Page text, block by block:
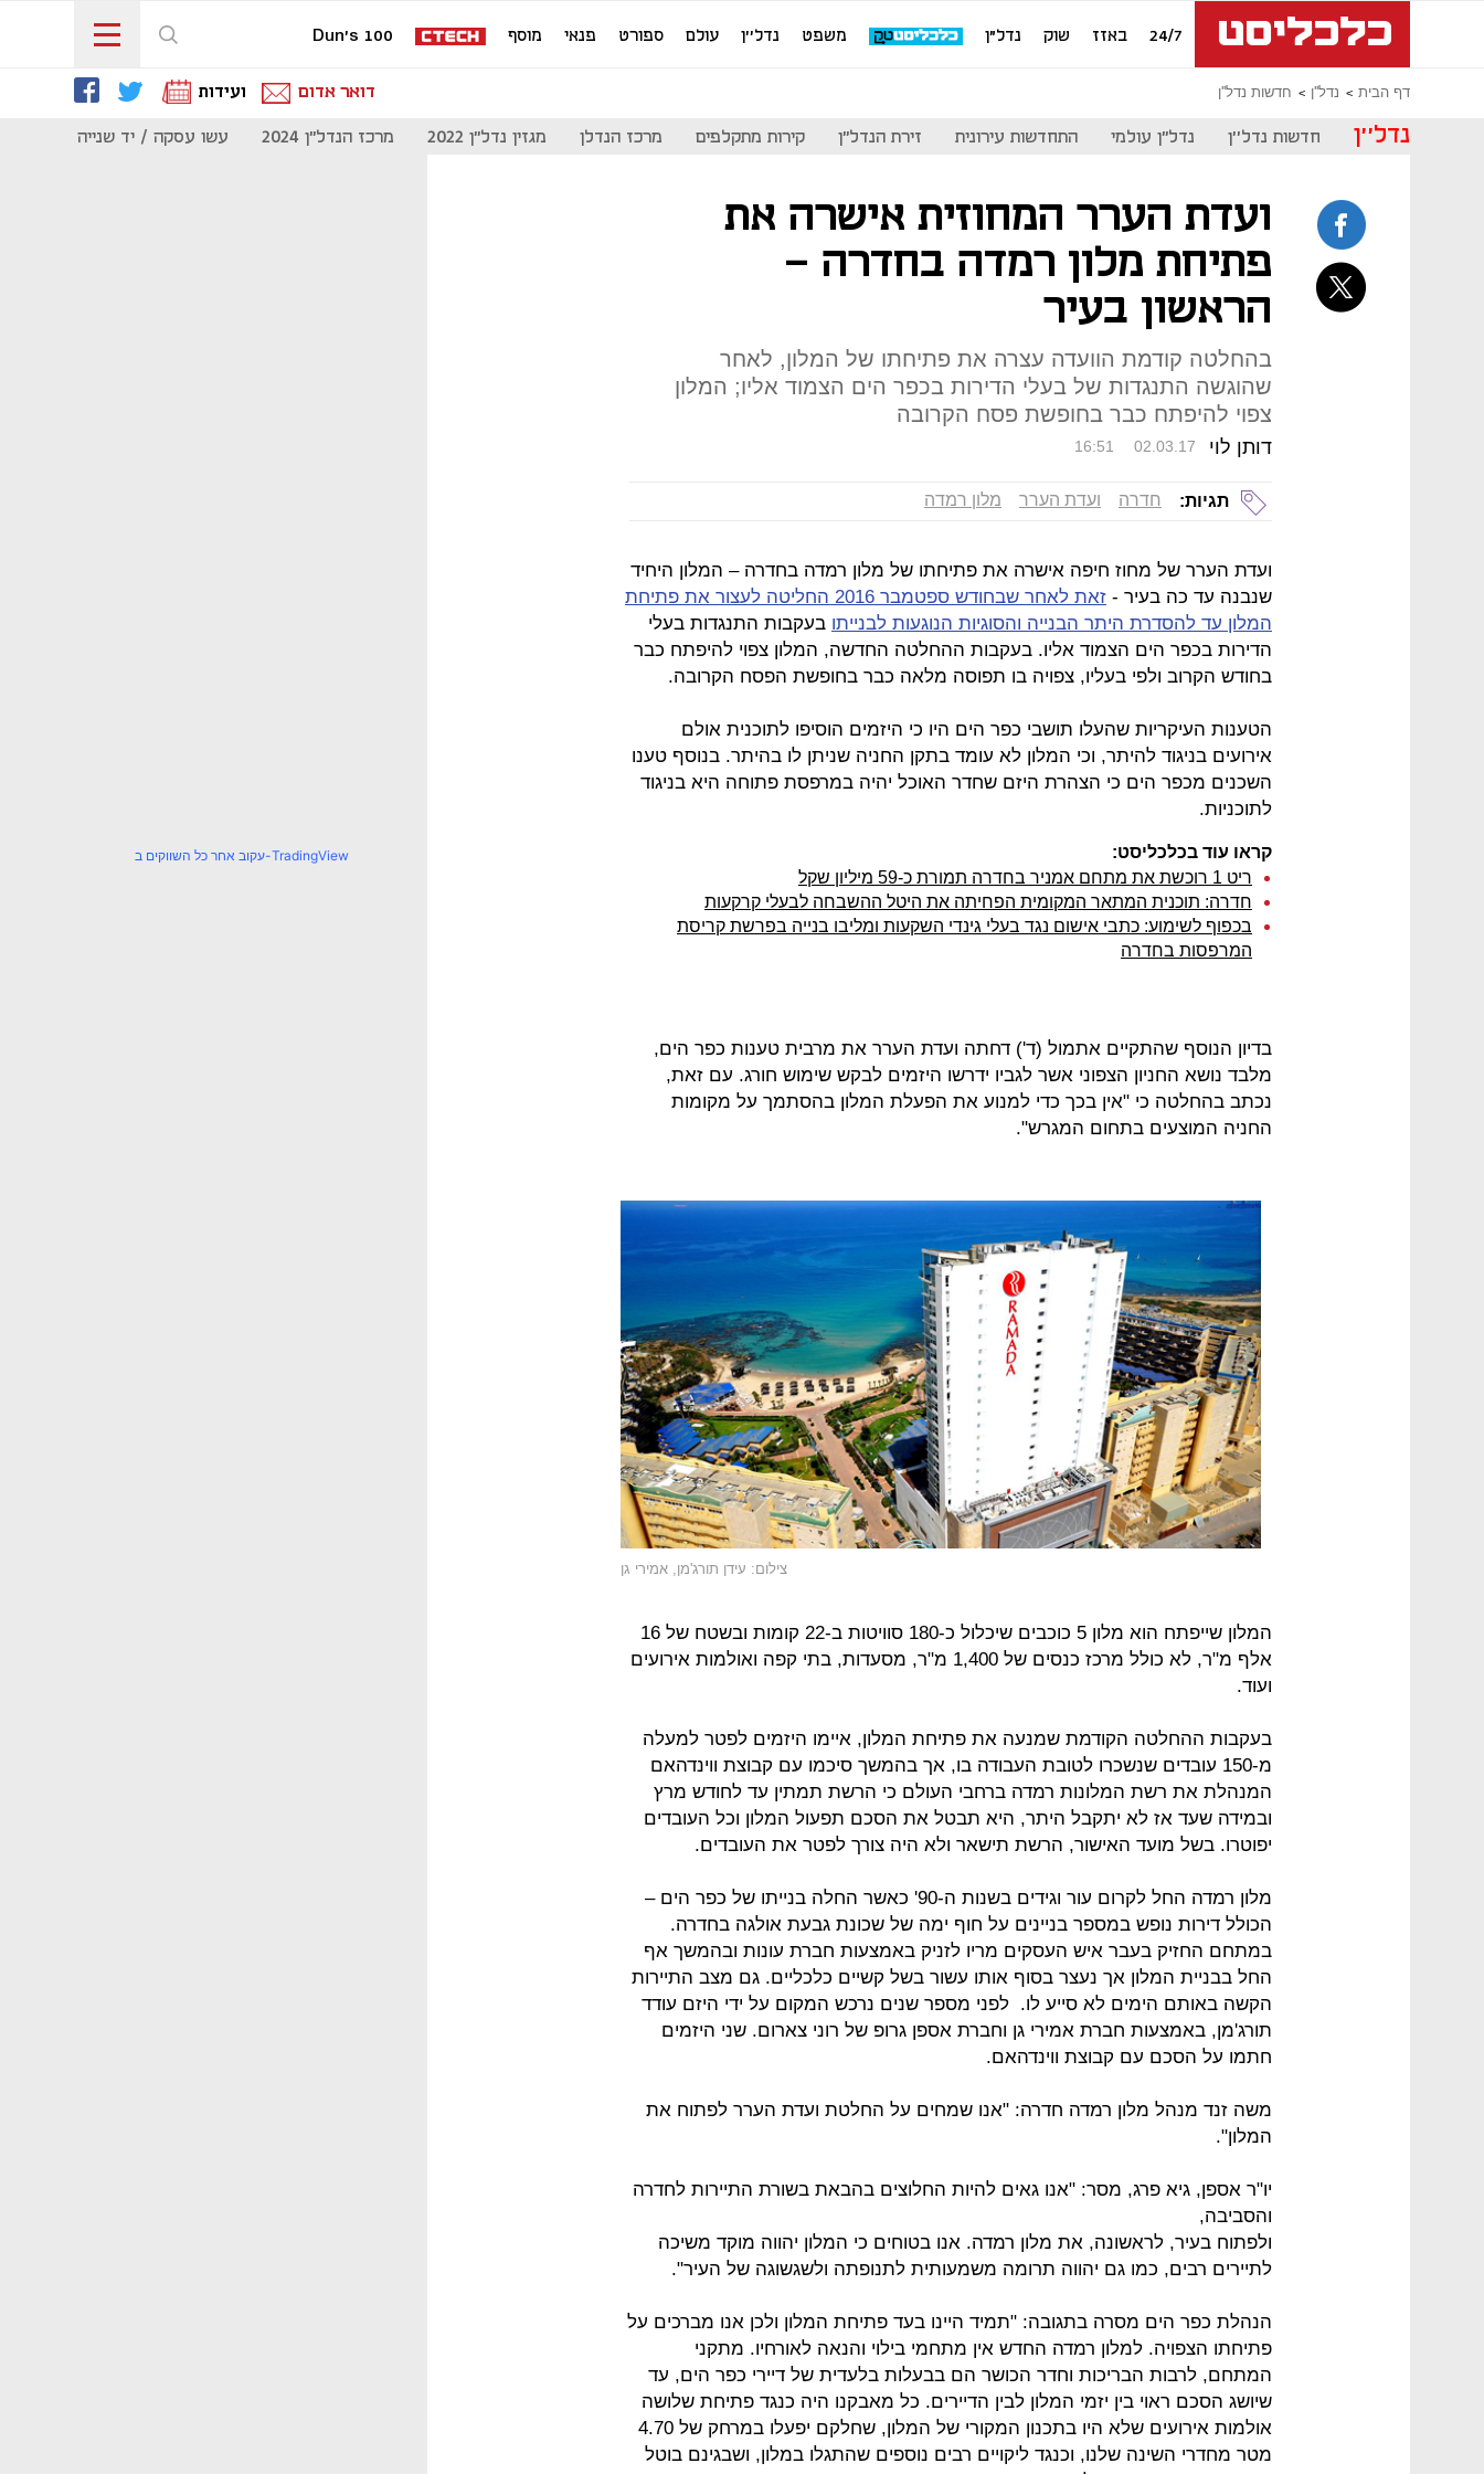
24/7 באזז שוק נדל"ן משפט נדל''ן עולם ספורט פנאי מוסף Dun's 100
דף הבית נדל''ן חדשות נדל''ן דואר אדום ועידות
נדל''ן חדשות נדל''ן נדל"ן עולמי התחדשות עירונית זירת הנדל"ן קירות מתקלפים מרכז הנדלן מגזין נדל"ן 2022 מרכז הנדל"ן 2024 עשו עסקה / יד שנייה
ועדת הערר המחוזית אישרה את
פתיחת מלון רמדה בחדרה -
הראשון בעיר
בהחלטה קודמת הוועדה עצרה את פתיחתו של המלון, לאחר
שהוגשה התנגדות של בעלי הדירות בכפר הים הצמוד אליו; המלון
צפוי להיפתח כבר בחופשת פסח הקרובה
דותן לוי 16:51 02.03.17
תגיות: חדרה ועדת הערר מלון רמדה
ועדת הערר של מחוז חיפה אישרה את פתיחתו של מלון רמדה בחדרה – המלון היחיד
שנבנה עד כה בעיר -
זאת לאחר שבחודש ספטמבר 2016 החליטה לעצור את פתיחת
המלון עד להסדרת היתר הבנייה והסוגיות הנוגעות לבנייתו בעקבות התנגדות בעלי
הדירות בכפר הים הצמוד אליו. בעקבות ההחלטה החדשה, המלון צפוי להיפתח כבר
בחודש הקרוב ולפי בעליו, צפויה בו תפוסה מלאה כבר בחופשת הפסח הקרובה.
הטענות העיקריות שהעלו תושבי כפר הים היו כי היזמים הוסיפו לתוכנית אולם
אירועים בניגוד להיתר, וכי המלון לא עומד בתקן החניה שניתן לו בהיתר. בנוסף טענו
השכנים מכפר הים כי הצהרת היזם שחדר האוכל יהיה במרפסת פתוחה היא בניגוד
לתוכניות.
קראו עוד בכלכליסט:
ריט 1 רוכשת את מתחם אמניר בחדרה תמורת כ-59 מיליון שקל
חדרה: תוכנית המתאר המקומית הפחיתה את היטל ההשבחה לבעלי קרקעות
בכפוף לשימוע: כתבי אישום נגד בעלי גינדי השקעות ומליבו בנייה בפרשת קריסת
המרפסות בחדרה
בדיון הנוסף שהתקיים אתמול (ד') דחתה ועדת הערר את מרבית טענות כפר הים,
מלבד נושא החניון הצפוני אשר לגביו ידרשו היזמים לבקש שימוש חורג. עם זאת,
נכתב בהחלטה כי "אין בכך כדי למנוע את הפעלת המלון בהסתמך על מקומות
החניה המוצעים בתחום המגרש".
צילום: עידן תורג'מן, אמירי גן
המלון שייפתח הוא מלון 5 כוכבים שיכלול כ-180 סוויטות ב-22 קומות ובשטח של 16
אלף מ"ר, לא כולל מרכז כנסים של 1,400 מ"ר, מסעדות, בתי קפה ואולמות אירועים
ועוד.
בעקבות ההחלטה הקודמת שמנעה את פתיחת המלון, איימו היזמים לפטר למעלה
מ-150 עובדים שנשכרו לטובת העבודה בו, אך בהמשך סיכמו עם קבוצת ווינדהאם
המנהלת את רשת המלונות רמדה ברחבי העולם כי הרשת תמתין עד לחודש מרץ
ובמידה שעד אז לא יתקבל היתר, היא תבטל את הסכם תפעול המלון וכל העובדים
יפוטרו. בשל מועד האישור, הרשת תישאר ולא היה צורך לפטר את העובדים.
מלון רמדה החל לקרום עור וגידים בשנות ה-90' כאשר החלה בנייתו של כפר הים –
הכולל דירות נופש במספר בניינים על חוף ימה של שכונת גבעת אולגה בחדרה.
במתחם החזיק בעבר איש העסקים מריו לזניק באמצעות חברת עונות ובהמשך אף
החל בבניית המלון אך נעצר בסוף אותו עשור בשל קשיים כלכליים. גם מצב התיירות
הקשה באותם הימים לא סייע לו. לפני מספר שנים נרכש המקום על ידי היזם עודד
תורג'מן, באמצעות חברת אמירי גן וחברת אספן גרופ של רוני צארום. שני היזמים
חתמו על הסכם עם קבוצת ווינדהאם.
משה זנד מנהל מלון רמדה חדרה: "אנו שמחים על החלטת ועדת הערר לפתוח את
המלון".
יו"ר אספן, גיא פרג, מסר: "אנו גאים להיות החלוצים בהבאת בשורת התיירות לחדרה
והסביבה,
ולפתוח בעיר, לראשונה, את מלון רמדה. אנו בטוחים כי המלון יהווה מוקד משיכה
לתיירים רבים, כמו גם יהווה תרומה משמעותית לתנופתה ולשגשוגה של העיר".
הנהלת כפר הים מסרה בתגובה: "תמיד היינו בעד פתיחת המלון ולכן אנו מברכים על
פתיחתו הצפויה. למלון רמדה החדש אין מתחמי בילוי והנאה לאורחיו. מתקני
המתחם, לרבות הבריכות וחדר הכושר הם בבעלות בלעדית של דיירי כפר הים, עד
שיושג הסכם ראוי בין יזמי המלון לבין הדיירים. כל מאבקנו היה כנגד פתיחת שלושה
אולמות אירועים שלא היו בתכנון המקורי של המלון, שחלקם יפעלו במרחק של 4.70
מטר מחדרי השינה שלנו, וכנגד ליקויים רבים נוספים שהתגלו במלון, ושבגינם בוטל
עקוב אחר כל השווקים ב-TradingView